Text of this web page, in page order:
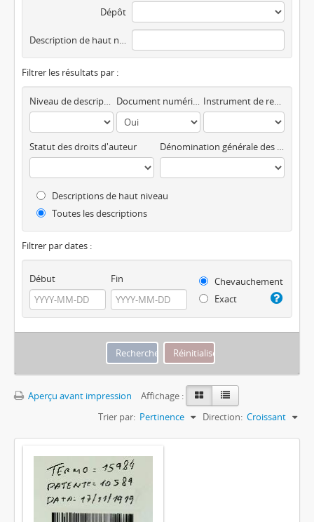
Dépôt
Description de haut niveau
Filtrer les résultats par :
Niveau de description Document numérique disponible Instrument de recherche
Statut des droits d'auteur Dénomination générale des documents
Descriptions de haut niveau
Toutes les descriptions
Filtrer par dates :
Début Fin
Chevauchement
Exact
Aperçu avant impression
Affichage :
Trier par: Pertinence Direction: Croissant